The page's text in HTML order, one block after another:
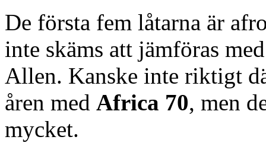
De första fem låtarna är
inte skäms att jämföras
Allen. Kanske inte riktigt
åren med Africa 70, men
mycket.